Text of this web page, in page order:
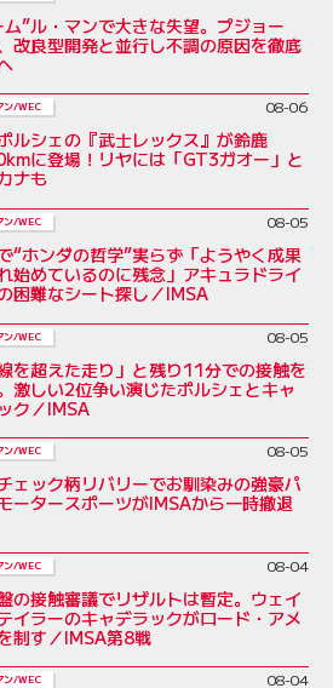
ム”ル・マンで大きな失望。プジョー
改良型開発と並行し不調の原因を徹底
ン/WEC 08-06
ルシェの『武士レックス』が鈴鹿
に登場！リヤには「GT3ガオー」と
ナも
ン/WEC 08-05
“ホンダの哲学”実らず「ようやく成果
始めているのに残念」アキュラドライ
困難なシート探し／IMSA
ン/WEC 08-05
を超えた走り」と残り11分での接触を
激しい2位争い演じたポルシェとキャ
ク／IMSA
ン/WEC 08-05
ェック柄リバリーでお馴染みの強豪パ
ータースポーツがIMSAから一時撤退
ン/WEC 08-04
の接触審議でリザルトは暫定。ウェイ
イラーのキャデラックがロード・アメ
制す／IMSA第8戦
ン/WEC 08-04